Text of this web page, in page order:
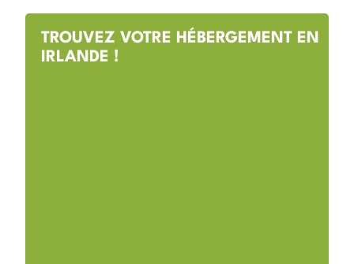
TROUVEZ VOTRE HÉBERGEMENT EN
IRLANDE !